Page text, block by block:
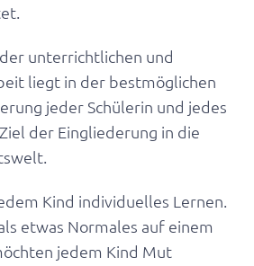
unterrichtlichen und
liegt in der bestmöglichen
jeder Schülerin und jedes
der Eingliederung in die
Kind individuelles Lernen.
etwas Normales auf einem
jedem Kind Mut